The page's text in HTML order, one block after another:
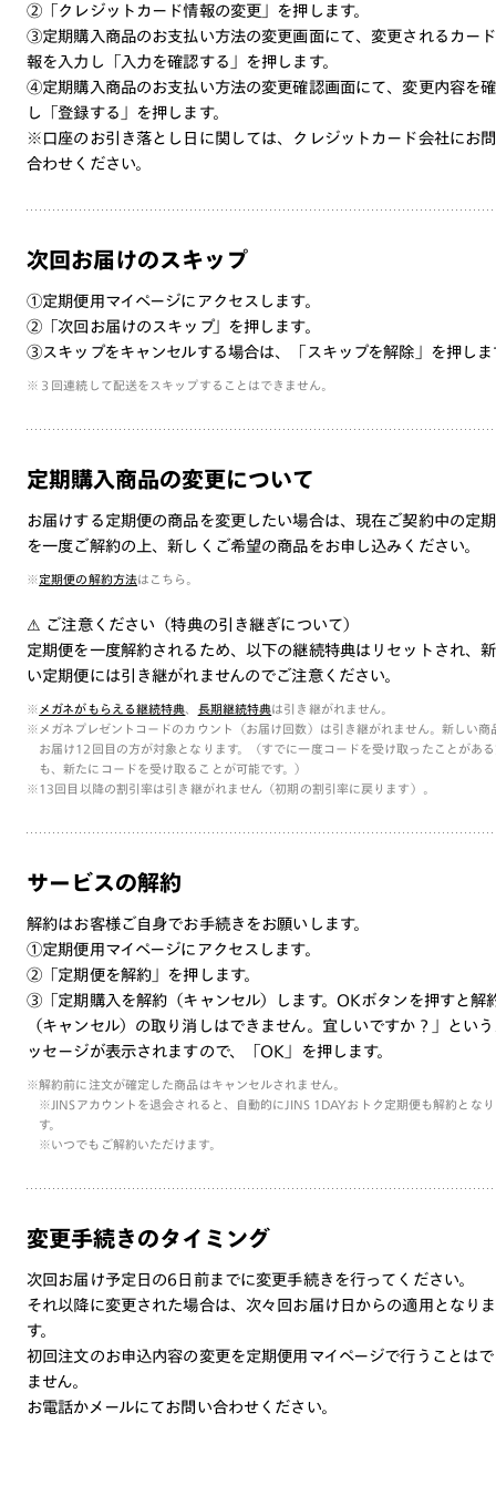
②「クレジットカード情報の変更」を押します。
③定期購入商品のお支払い方法の変更画面にて、変更されるカー
報を入力し「入力を確認する」を押します。
④定期購入商品のお支払い方法の変更確認画面にて、変更内容を
し「登録する」を押します。
※口座のお引き落とし日に関しては、クレジットカード会社にお
合わせください。
次回お届けのスキップ
①定期便用マイページにアクセスします。
②「次回お届けのスキップ」を押します。
③スキップをキャンセルする場合は、「スキップを解除」を押しま
※３回連続して配送をスキップすることはできません。
定期購入商品の変更について
お届けする定期便の商品を変更したい場合は、現在ご契約中の定
を一度ご解約の上、新しくご希望の商品をお申し込みください。
※ 定期便の解約方法はこちら。
⚠ ご注意ください（特典の引き継ぎについて）
定期便を一度解約されるため、以下の継続特典はリセットされ、
い定期便には引き継がれませんのでご注意ください。
※ メガネがもらえる継続特典 長期継続特典は引き継がれません。
※メガネプレゼントコードのカウント（お届け回数）は引き継がれません。新しい商
お届け12回目の方が対象となります。（すでに一度コードを受け取ったことがあ
も、新たにコードを受け取ることが可能です。）
※13回目以降の割引率は引き継がれません（初期の割引率に戻ります）。
サービスの解約
解約はお客様ご自身でお手続きをお願いします。
①定期便用マイページにアクセスします。
②「定期便を解約」を押します。
③「定期購入を解約（キャンセル）します。OKボタンを押すと解
（キャンセル）の取り消しはできません。宜しいですか？」とい
ッセージが表示されますので、「OK」を押します。
※解約前に注文が確定した商品はキャンセルされません。
※JINSアカウントを退会されると、自動的にJINS 1DAYおトク定期便も解約とな
す。
※いつでもご解約いただけます。
変更手続きのタイミング
次回お届け予定日の6日前までに変更手続きを行ってください。
それ以降に変更された場合は、次々回お届け日からの適用となりま
す。
初回注文のお申込内容の変更を定期便用マイページで行うことは
ません。
お電話かメールにてお問い合わせください。